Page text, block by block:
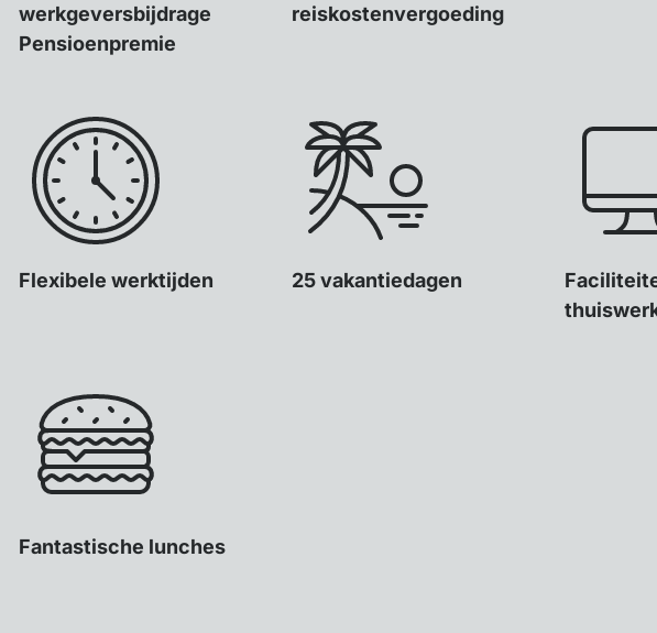
werkgeversbijdrage
Pensioenpremie
reiskostenvergoeding
Flexibele werktijden 25 vakantiedagen
Fantastische lunches